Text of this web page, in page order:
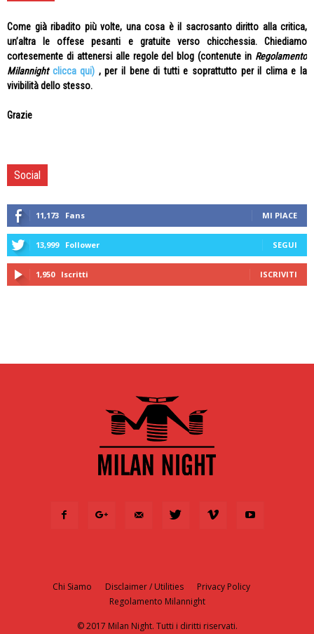
Come già ribadito più volte, una cosa è il sacrosanto diritto alla critica,
un’altra le offese pesanti e gratuite verso chicchessia. Chiediamo
cortesemente di attenersi alle regole del blog (contenute in Regolamento
Milannight clicca qui) , per il bene di tutti e soprattutto per il clima e la
vivibilità dello stesso.
Grazie
Social
11,173 Fans MI PIACE
13,999 Follower SEGUI
1,950 Iscritti ISCRIVITI
Chi Siamo Disclaimer / Utilities
Privacy Policy
Regolamento Milannight
© 2017 Milan Night. Tutti i diritti riservati.